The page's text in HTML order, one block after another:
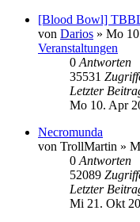
[Blood Bowl]
von Darios » Mo
Veranstaltungen
0 Antworten
35531
Letzter
Mo 10. Apr
Necromunda
von TrollMartin »
0 Antworten
52089
Letzter
Mi 21. Okt